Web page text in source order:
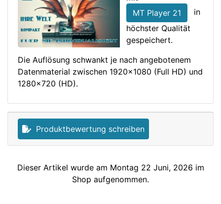
MT Player 21
in
höchster Qualität
gespeichert.
Die Auflösung schwankt je nach angebotenem
Datenmaterial zwischen 1920x1080 (Full HD) und
1280x720 (HD).
Produktbewertung schreiben
Dieser Artikel wurde am Montag 22 Juni, 2026 im
Shop aufgenommen.